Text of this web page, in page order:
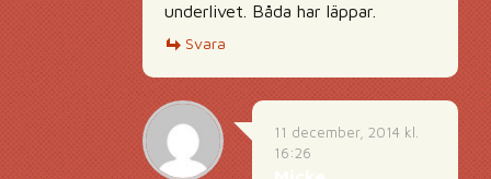
underlivet. Båda har läppar.
Svara
11 december, 2014 kl.
16:26